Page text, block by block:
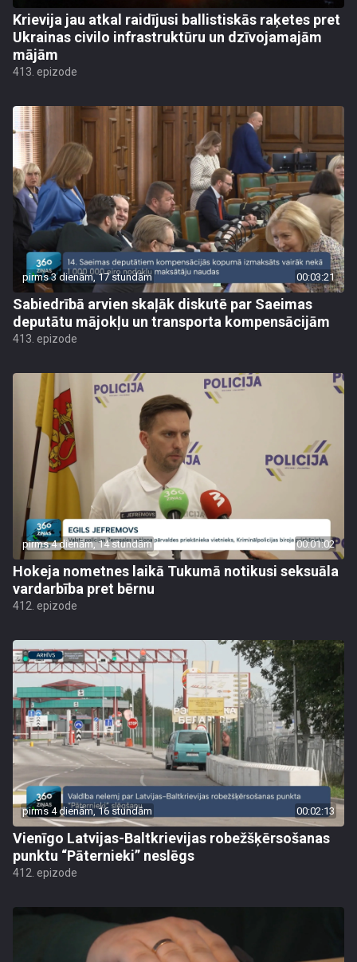
Krievija jau atkal raidījusi ballistiskās raķetes pret
Ukrainas civilo infrastruktūru un dzīvojamajām
mājām
413. epizode
pirms 3 dienām, 17 stundām 00:03:21
Sabiedrībā arvien skaļāk diskutē par Saeimas
deputātu mājokļu un transporta kompensācijām
413. epizode
pirms 4 dienām, 14 stundām 00:01:02
Hokeja nometnes laikā Tukumā notikusi seksuāla
vardarbība pret bērnu
412. epizode
pirms 4 dienām, 16 stundām 00:02:13
Vienīgo Latvijas-Baltkrievijas robežšķērsošanas
punktu “Pāternieki” neslēgs
412. epizode